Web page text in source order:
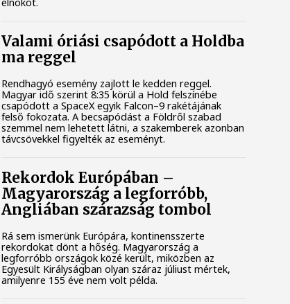
Valami óriási csapódott a Holdba
ma reggel
Rendhagyó esemény zajlott le kedden reggel.
Magyar idő szerint 8:35 körül a Hold felszínébe
csapódott a SpaceX egyik Falcon–9 rakétájának
felső fokozata. A becsapódást a Földről szabad
szemmel nem lehetett látni, a szakemberek azonban
távcsövekkel figyelték az eseményt.
Rekordok Európában –
Magyarország a legforróbb,
Angliában szárazság tombol
Rá sem ismerünk Európára, kontinensszerte
rekordokat dönt a hőség. Magyarország a
legforróbb országok közé került, miközben az
Egyesült Királyságban olyan száraz júliust mértek,
amilyenre 155 éve nem volt példa.